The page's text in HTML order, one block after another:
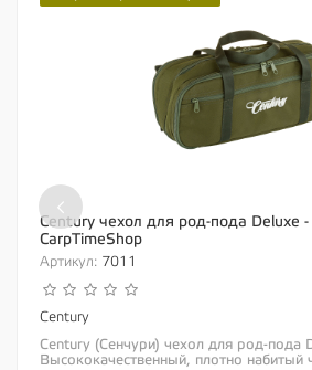
Century чехол для род-пода Deluxe
CarpTimeShop
Артикул: 7011
Century
Century (Сенчури) чехол для род-пода
Высококачественный, плотно набитый
‹